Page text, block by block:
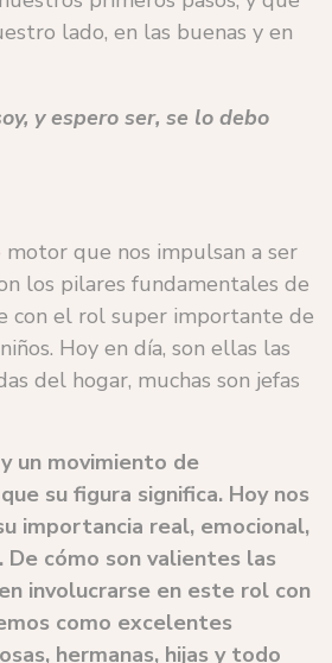
lado, en las buenas y en
y espero ser, se lo debo
motor que nos impulsan a ser
los pilares fundamentales de
con el rol super importante de
Hoy en día, son ellas las
del hogar, muchas son jefas
un movimiento de
su figura significa. Hoy nos
importancia real, emocional,
De cómo son valientes las
involucrarse en este rol con
como excelentes
hermanas, hijas y todo